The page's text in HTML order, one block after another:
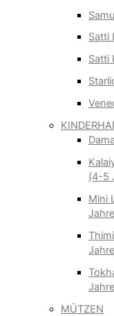
Satti
Satti
(4-5
Mini
Jahre
MÜTZEN